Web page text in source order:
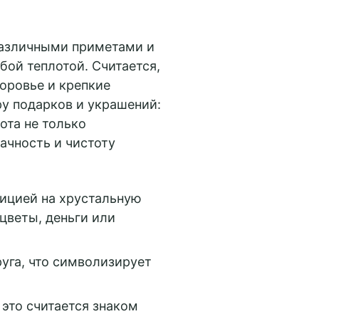
приметами и
теплотой. Считается,
и крепкие
подарков и украшений:
не только
и чистоту
на хрустальную
деньги или
что символизирует
считается знаком